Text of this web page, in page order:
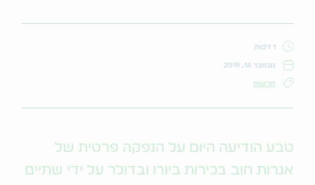
1 דקות
נובמבר 14, 2019
חדשות
טבע הודיעה היום על הנפקה פרטית של
אגרות חוב בכירות ביורו ובדולר על ידי שתיים